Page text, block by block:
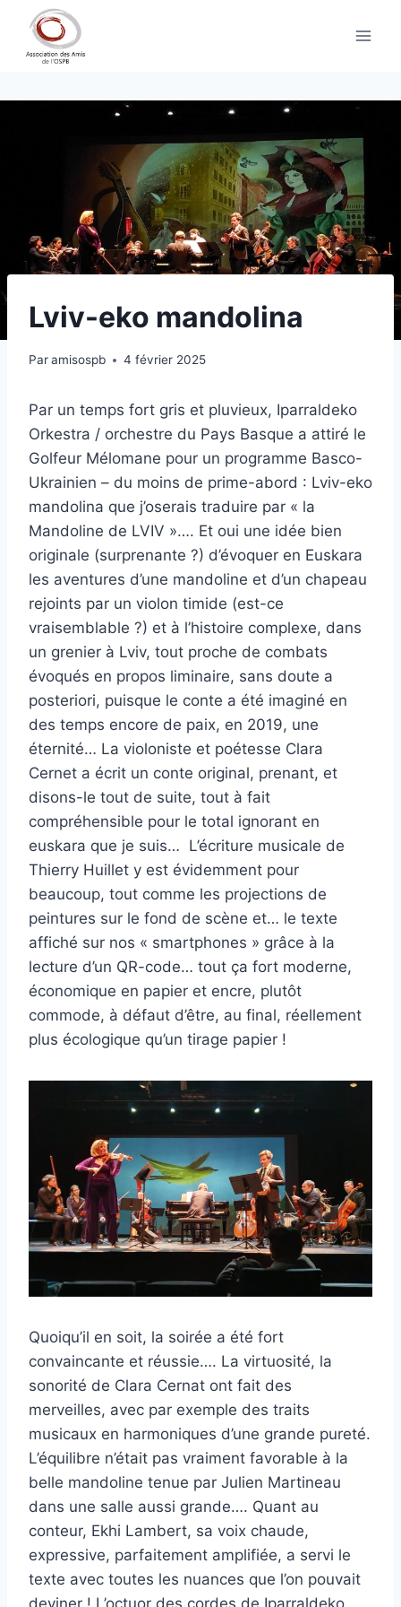
contenu
Lviv-eko mandolina
Paramisospb 4 février 2025
Par un temps fort gris et pluvieux, Iparraldeko
Orkestra / orchestre du Pays Basque a attiré le
Golfeur Mélomane pour un programme Basco-
Ukrainien – du moins de prime-abord : Lviv-eko
mandolina que j’oserais traduire par « la
Mandoline de LVIV »…. Et oui une idée bien
originale (surprenante ?) d’évoquer en Euskara
les aventures d’une mandoline et d’un chapeau
rejoints par un violon timide (est-ce
vraisemblable ?) et à l’histoire complexe, dans
un grenier à Lviv, tout proche de combats
évoqués en propos liminaire, sans doute a
posteriori, puisque le conte a été imaginé en
des temps encore de paix, en 2019, une
éternité… La violoniste et poétesse Clara
Cernet a écrit un conte original, prenant, et
disons-le tout de suite, tout à fait
compréhensible pour le total ignorant en
euskara que je suis… L’écriture musicale de
Thierry Huillet y est évidemment pour
beaucoup, tout comme les projections de
peintures sur le fond de scène et… le texte
affiché sur nos « smartphones » grâce à la
lecture d’un QR-code… tout ça fort moderne,
économique en papier et encre, plutôt
commode, à défaut d’être, au final, réellement
plus écologique qu’un tirage papier !
Quoiqu’il en soit, la soirée a été fort
convaincante et réussie…. La virtuosité, la
sonorité de Clara Cernat ont fait des
merveilles, avec par exemple des traits
musicaux en harmoniques d’une grande pureté.
L’équilibre n’était pas vraiment favorable à la
belle mandoline tenue par Julien Martineau
dans une salle aussi grande…. Quant au
conteur, Ekhi Lambert, sa voix chaude,
expressive, parfaitement amplifiée, a servi le
texte avec toutes les nuances que l’on pouvait
deviner ! L’octuor des cordes de Iparraldeko